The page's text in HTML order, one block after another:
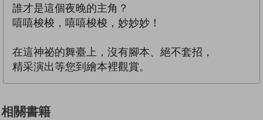
誰才是這個夜晚的主角？
嘻嘻梭梭，嘻嘻梭梭，妙妙妙！
在這神祕的舞臺上，沒有腳本、絕不套招，
精采演出等您到繪本裡觀賞。
相關書籍